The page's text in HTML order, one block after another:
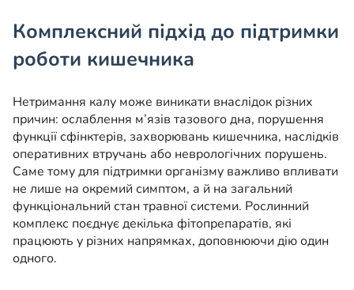
Комплексний підхід до підтримки
роботи кишечника
Нетримання калу може виникати внаслідок різних
причин: ослаблення м’язів тазового дна, порушення
функції сфінктерів, захворювань кишечника, наслідків
оперативних втручань або неврологічних порушень.
Саме тому для підтримки організму важливо впливати
не лише на окремий симптом, а й на загальний
функціональний стан травної системи. Рослинний
комплекс поєднує декілька фітопрепаратів, які
працюють у різних напрямках, доповнюючи дію один
одного.